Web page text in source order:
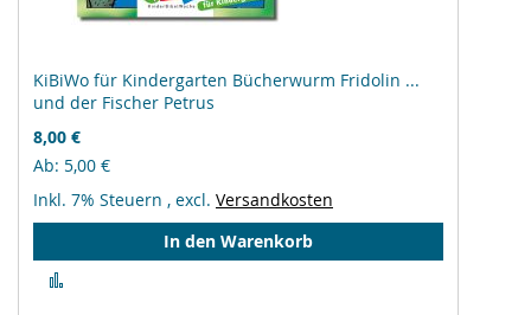
KiBiWo für Kindergarten Bücherwurm Fridolin ...
und der Fischer Petrus
8,00 €
Ab 5,00 €
Inkl. 7% Steuern , excl. Versandkosten
In den Warenkorb